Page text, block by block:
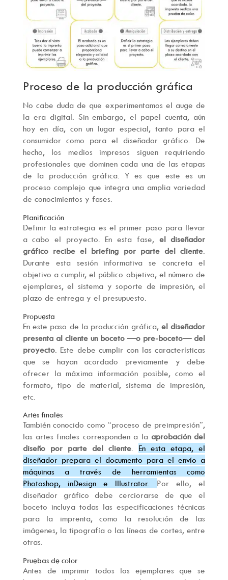
Proceso de la producción gráfica
No cabe duda de que experimentamos el auge de
la era digital. Sin embargo, el papel cuenta, aún
hoy en día, con un lugar especial, tanto para el
consumidor como para el diseñador gráfico. De
hecho, los medios impresos siguen requiriendo
profesionales que dominen cada una de las etapas
de la producción gráfica. Y es que este es un
proceso complejo que integra una amplia variedad
de conocimientos y fases.
Planificación
Definir la estrategia es el primer paso para llevar
a cabo el proyecto. En esta fase,el diseñador
gráfico recibe el briefing por parte del cliente
Durante esta sesión informativa se concreta el
objetivo a cumplir, el público objetivo, el número de
ejemplares, el sistema y soporte de impresión, el
plazo de entrega y el presupuesto.
Propuesta
En este paso de la producción gráfica, el diseñador
presenta al cliente un boceto —o pre-boceto— del
proyecto. Este debe cumplir con las características
que se hayan acordado previamente y debe
ofrecer la máxima información posible, como el
formato, tipo de material, sistema de impresión,
etc.
Artes finales
También conocido como “proceso de preimpresión”,
las artes finales corresponden a la aprobación del
diseño por parte del cliente. En esta etapa, el
diseñador prepara el documento para el envío a
máquinas a través de herramientas como
Photoshop, inDesign e Illustrator. Por ello, el
diseñador gráfico debe cerciorarse de que el
boceto incluya todas las especificaciones técnicas
para la imprenta, como la resolución de las
imágenes, la tipografía o las líneas de cortes, entre
otras.
Pruebas de color
Antes de imprimir todos los ejemplares que se